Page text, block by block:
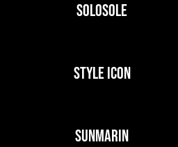
SOLOSOLE
STYLE ICON
SUNMARIN